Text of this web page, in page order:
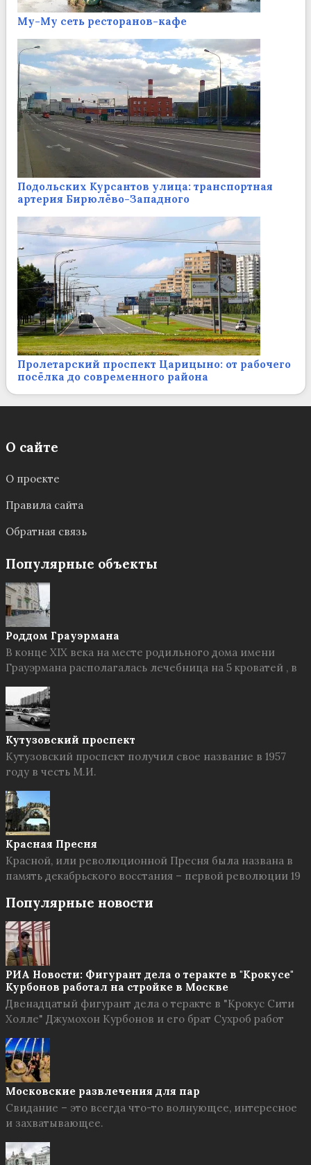
Му-Му сеть ресторанов-кафе
Подольских Курсантов улица: транспортная
артерия Бирюлёво-Западного
Пролетарский проспект Царицыно: от рабочего
посёлка до современного района
О сайте
О проекте
Правила сайта
Обратная связь
Популярные объекты
Роддом Грауэрмана
В конце XIX века на месте родильного дома имени
Грауэрмана располагалась лечебница на 5 кроватей , в
Кутузовский проспект
Кутузовский проспект получил свое название в 1957
году в честь М.И.
Красная Пресня
Красной, или революционной Пресня была названа в
память декабрьского восстания – первой революции 19
Популярные новости
РИА Новости: Фигурант дела о теракте в "Крокусе"
Курбонов работал на стройке в Москве
Двенадцатый фигурант дела о теракте в "Крокус Сити
Холле" Джумохон Курбонов и его брат Сухроб работ
Московские развлечения для пар
Свидание – это всегда что-то волнующее, интересное
и захватывающее.